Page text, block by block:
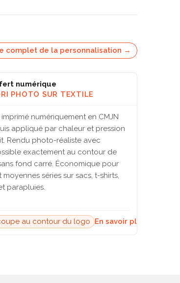
complet de la personnalisation →
numérique
PHOTO SUR TEXTILE
imprimé numériquement en CMJN
appliqué par chaleur et pression
Rendu photo-réaliste avec
exactement au contour de
fond carré. Économique pour
séries sur sacs, t-shirts,
parapluies.
au contour du logo En savoir plus →